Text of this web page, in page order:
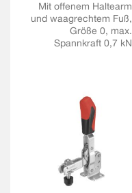
Mit offenem Haltearm
und waagrechtem Fuß,
Größe 0, max.
Spannkraft 0,7 kN